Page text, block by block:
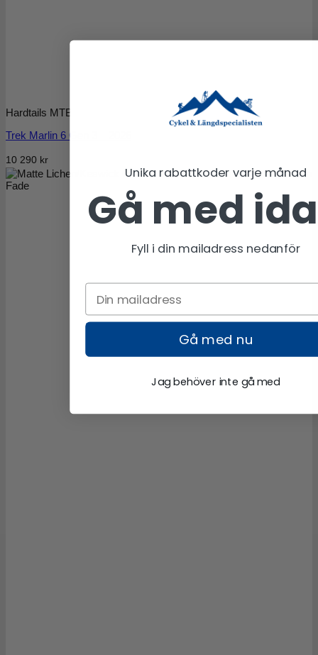
Matte Lichen/Keswick Green
Fade
Hardtails MTB
Trek Marlin 6 Gen 3 – 2026
10 290 kr
Unika rabattkoder varje månad
Gå med
Fyll i din mailadress nedanför
Gå med nu
Jag behöver inte gå med